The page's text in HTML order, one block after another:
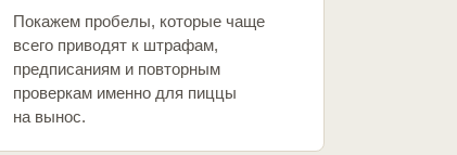
Покажем пробелы, которые чаще
всего приводят к штрафам,
предписаниям и повторным
проверкам именно для пиццы
на вынос.